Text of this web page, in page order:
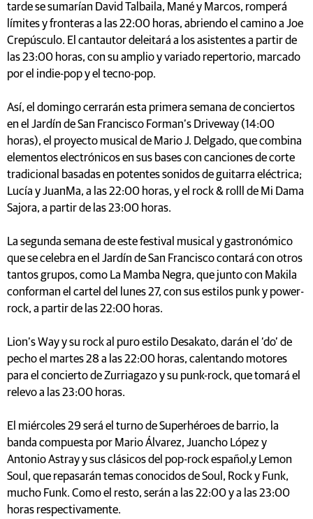
tarde se sumarían David Talbaila, Mané y Marcos, romperá
límites y fronteras a las 22:00 horas, abriendo el camino a Joe
Crepúsculo. El cantautor deleitará a los asistentes a partir de
las 23:00 horas, con su amplio y variado repertorio, marcado
por el indie-pop y el tecno-pop.
Así, el domingo cerrarán esta primera semana de conciertos
en el Jardín de San Francisco Forman’s Driveway (14:00
horas), el proyecto musical de Mario J. Delgado, que combina
elementos electrónicos en sus bases con canciones de corte
tradicional basadas en potentes sonidos de guitarra eléctrica;
Lucía y JuanMa, a las 22:00 horas, y el rock & rolll de Mi Dama
Sajora, a partir de las 23:00 horas.
La segunda semana de este festival musical y gastronómico
que se celebra en el Jardín de San Francisco contará con otros
tantos grupos, como La Mamba Negra, que junto con Makila
conforman el cartel del lunes 27, con sus estilos punk y power-
rock, a partir de las 22:00 horas.
Lion’s Way y su rock al puro estilo Desakato, darán el ‘do’ de
pecho el martes 28 a las 22:00 horas, calentando motores
para el concierto de Zurriagazo y su punk-rock, que tomará el
relevo a las 23:00 horas.
El miércoles 29 será el turno de Superhéroes de barrio, la
banda compuesta por Mario Álvarez, Juancho López y
Antonio Astray y sus clásicos del pop-rock español,y Lemon
Soul, que repasarán temas conocidos de Soul, Rock y Funk,
mucho Funk. Como el resto, serán a las 22:00 y a las 23:00
horas respectivamente.